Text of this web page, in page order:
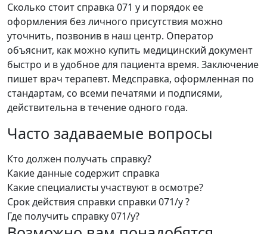
Сколько стоит справка 071 у и порядок ее
оформления без личного присутствия можно
уточнить, позвонив в наш центр. Оператор
объяснит, как можно купить медицинский документ
быстро и в удобное для пациента время. Заключение
пишет врач терапевт. Медсправка, оформленная по
стандартам, со всеми печатями и подписями,
действительна в течение одного года.
Часто задаваемые вопросы
Кто должен получать справку?
Какие данные содержит справка
Какие специалисты участвуют в осмотре?
Срок действия справки справки 071/у ?
Где получить справку 071/у?